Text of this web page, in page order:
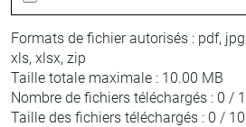
Formats de fichier autorisés : pdf,
xls, xlsx, zip
Taille totale maximale : 10.00 MB
Nombre de fichiers téléchargés : 0 /
Taille des fichiers téléchargés : 0 /